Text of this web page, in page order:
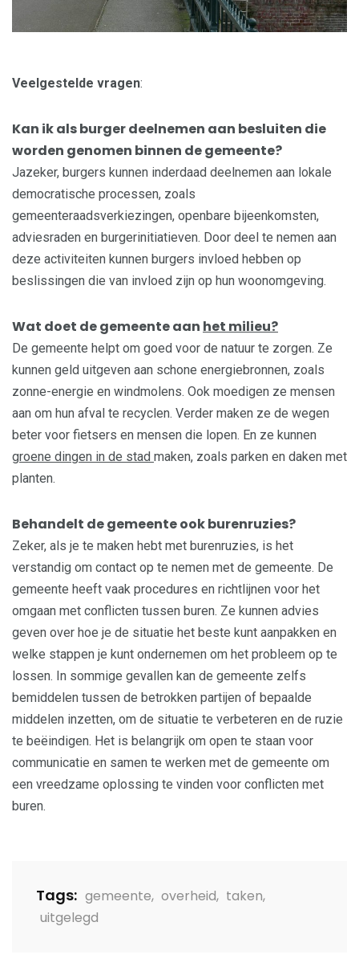
Veelgestelde vragen:
Kan ik als burger deelnemen aan besluiten die
worden genomen binnen de gemeente?
Jazeker, burgers kunnen inderdaad deelnemen aan lokale
democratische processen, zoals
gemeenteraadsverkiezingen, openbare bijeenkomsten,
adviesraden en burgerinitiatieven. Door deel te nemen aan
deze activiteiten kunnen burgers invloed hebben op
beslissingen die van invloed zijn op hun woonomgeving.
Wat doet de gemeente aan het milieu?
De gemeente helpt om goed voor de natuur te zorgen. Ze
kunnen geld uitgeven aan schone energiebronnen, zoals
zonne-energie en windmolens. Ook moedigen ze mensen
aan om hun afval te recyclen. Verder maken ze de wegen
beter voor fietsers en mensen die lopen. En ze kunnen
groene dingen in de stad maken, zoals parken en daken met
planten.
Behandelt de gemeente ook burenruzies?
Zeker, als je te maken hebt met burenruzies, is het
verstandig om contact op te nemen met de gemeente. De
gemeente heeft vaak procedures en richtlijnen voor het
omgaan met conflicten tussen buren. Ze kunnen advies
geven over hoe je de situatie het beste kunt aanpakken en
welke stappen je kunt ondernemen om het probleem op te
lossen. In sommige gevallen kan de gemeente zelfs
bemiddelen tussen de betrokken partijen of bepaalde
middelen inzetten, om de situatie te verbeteren en de ruzie
te beëindigen. Het is belangrijk om open te staan voor
communicatie en samen te werken met de gemeente om
een vreedzame oplossing te vinden voor conflicten met
buren.
Tags: gemeente, overheid, taken,
uitgelegd